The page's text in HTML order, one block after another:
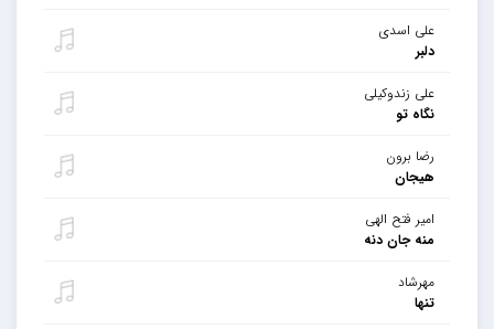
علی اسدی
دلبر
علی زندوکیلی
نگاه تو
رضا برون
هیجان
امیر فتح الهی
منه جان دنه
مهرشاد
تنها